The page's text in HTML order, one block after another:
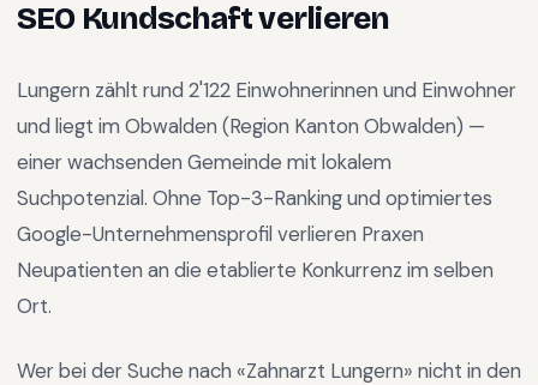
SEO Kundschaft verlieren
Lungern zählt rund 2'122 Einwohnerinnen und Einwohner
und liegt im Obwalden (Region Kanton Obwalden) —
einer wachsenden Gemeinde mit lokalem
Suchpotenzial. Ohne Top-3-Ranking und optimiertes
Google-Unternehmensprofil verlieren Praxen
Neupatienten an die etablierte Konkurrenz im selben
Ort.
Wer bei der Suche nach «Zahnarzt Lungern» nicht in den